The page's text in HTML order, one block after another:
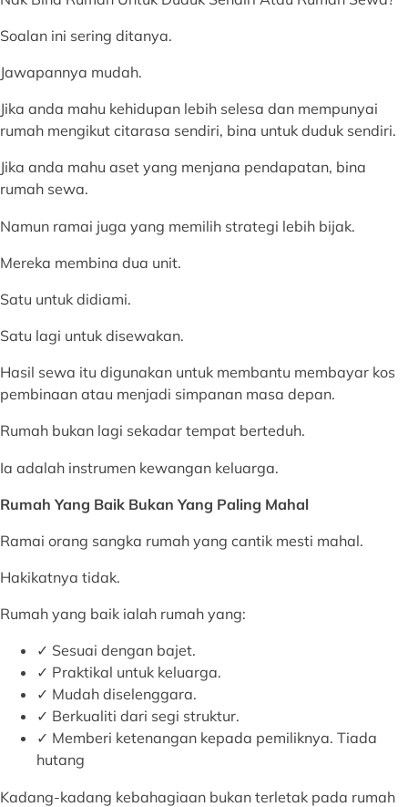
Soalan ini sering ditanya.
Jawapannya mudah.
Jika anda mahu kehidupan lebih selesa dan mempunyai
rumah mengikut citarasa sendiri, bina untuk duduk sendiri.
Jika anda mahu aset yang menjana pendapatan, bina
rumah sewa.
Namun ramai juga yang memilih strategi lebih bijak.
Mereka membina dua unit.
Satu untuk didiami.
Satu lagi untuk disewakan.
Hasil sewa itu digunakan untuk membantu membayar kos
pembinaan atau menjadi simpanan masa depan.
Rumah bukan lagi sekadar tempat berteduh.
Ia adalah instrumen kewangan keluarga.
Rumah Yang Baik Bukan Yang Paling Mahal
Ramai orang sangka rumah yang cantik mesti mahal.
Hakikatnya tidak.
Rumah yang baik ialah rumah yang:
✓ Sesuai dengan bajet.
✓ Praktikal untuk keluarga.
✓ Mudah diselenggara.
✓ Berkualiti dari segi struktur.
✓ Memberi ketenangan kepada pemiliknya. Tiada
hutang
Kadang-kadang kebahagiaan bukan terletak pada rumah